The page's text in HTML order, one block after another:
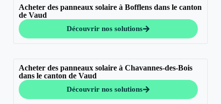
Acheter des panneaux solaire à Bofflens dans le canton
de Vaud
Découvrir nos solutions
Acheter des panneaux solaire à Chavannes-des-Bois
dans le canton de Vaud
Découvrir nos solutions